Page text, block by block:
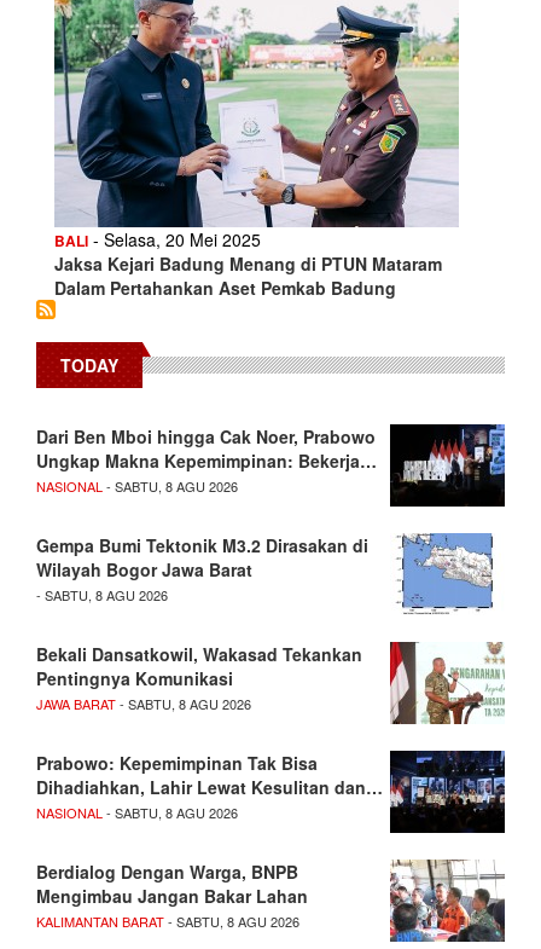
BALI - Selasa, 20 Mei 2025
Jaksa Kejari Badung Menang di PTUN Mataram
Dalam Pertahankan Aset Pemkab Badung
TODAY
Dari Ben Mboi hingga Cak Noer, Prabowo
Ungkap Makna Kepemimpinan: Bekerja…
NASIONAL - SABTU, 8 AGU 2026
Gempa Bumi Tektonik M3.2 Dirasakan di
Wilayah Bogor Jawa Barat
- SABTU, 8 AGU 2026
Bekali Dansatkowil, Wakasad Tekankan
Pentingnya Komunikasi
JAWA BARAT- SABTU, 8 AGU 2026
Prabowo: Kepemimpinan Tak Bisa
Dihadiahkan, Lahir Lewat Kesulitan dan…
NASIONAL - SABTU, 8 AGU 2026
Berdialog Dengan Warga, BNPB
Mengimbau Jangan Bakar Lahan
KALIMANTAN BARAT- SABTU, 8 AGU 2026